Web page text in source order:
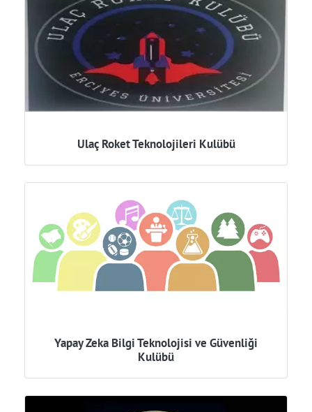
Ulaç Roket Teknolojileri Kulübü
Yapay Zeka Bilgi Teknolojisi ve Güvenliği
Kulübü